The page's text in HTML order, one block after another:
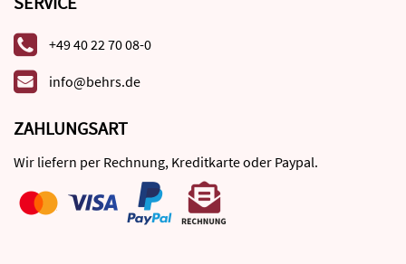
+49 40 22 70 08-0
info@behrs.de
ZAHLUNGSART
Wir liefern per Rechnung, Kreditkarte oder Paypal.